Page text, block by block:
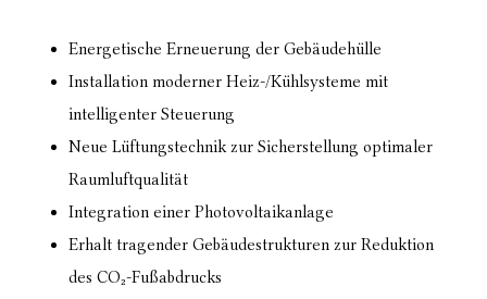
Energetische Erneuerung der Gebäudehülle
Installation moderner Heiz-/Kühlsysteme mit
intelligenter Steuerung
Neue Lüftungstechnik zur Sicherstellung optimaler
Raumluftqualität
Integration einer Photovoltaikanlage
Erhalt tragender Gebäudestrukturen zur Reduktion
des CO₂-Fußabdrucks